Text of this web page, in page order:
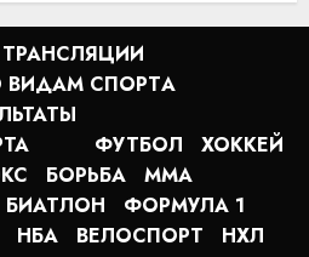
ТРАНСЛЯЦИИ
ВИДАМ СПОРТA
ФУТБОЛ
ХОККЕЙ
БОРЬБА
MMA
БИАТЛОН
ФОРМУЛА 1
НБА ВЕЛОСПОРТ
НХЛ